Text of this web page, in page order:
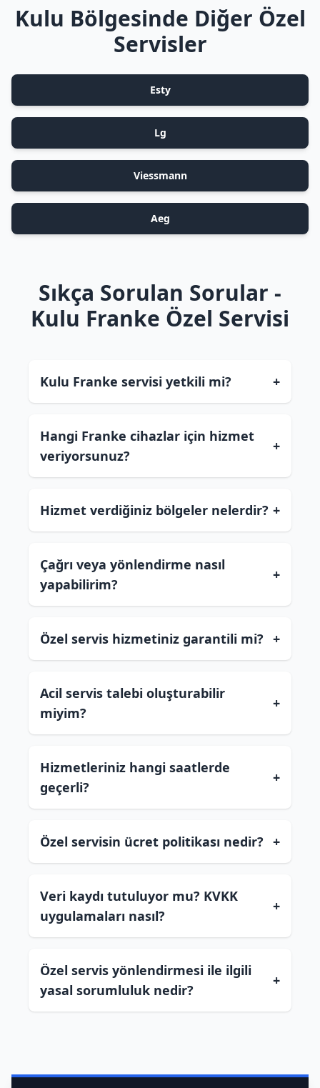
Kulu Bölgesinde Diğer Özel
Servisler
Esty
Lg
Viessmann
Aeg
Sıkça Sorulan Sorular -
Kulu Franke Özel Servisi
Kulu Franke servisi yetkili mi? +
Hangi Franke cihazlar için hizmet
veriyorsunuz?
+
Hizmet verdiğiniz bölgeler nelerdir? +
Çağrı veya yönlendirme nasıl
yapabilirim?
+
Özel servis hizmetiniz garantili mi? +
Acil servis talebi oluşturabilir
miyim?
+
Hizmetleriniz hangi saatlerde
geçerli?
+
Özel servisin ücret politikası nedir? +
Veri kaydı tutuluyor mu? KVKK
uygulamaları nasıl?
+
Özel servis yönlendirmesi ile ilgili
yasal sorumluluk nedir?
+